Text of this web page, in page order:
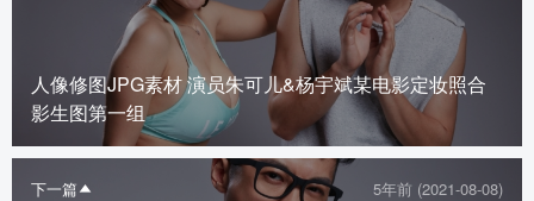
人像修图JPG素材 演员朱可儿&杨宇斌某电影定妆照合
影生图第一组
下一篇 5年前 (2021-08-08)